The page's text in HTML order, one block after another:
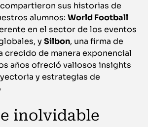
sus historias de
alumnos:World Football
en el sector de los eventos
ySilbon, una firma de
crecido de manera exponencial
años ofreció valiosos insights
y estrategias de
inolvidable